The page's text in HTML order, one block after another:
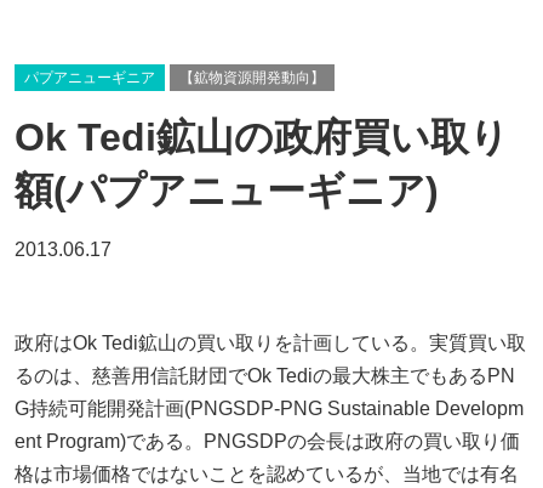
パプアニューギニア 【鉱物資源開発動向】
Ok Tedi鉱山の政府買い取り
額(パプアニューギニア)
2013.06.17
政府はOk Tedi鉱山の買い取りを計画している。実質買い取
るのは、慈善用信託財団でOk Tediの最大株主でもあるPN
G持続可能開発計画(PNGSDP-PNG Sustainable Developm
ent Program)である。PNGSDPの会長は政府の買い取り価
格は市場価格ではないことを認めているが、当地では有名